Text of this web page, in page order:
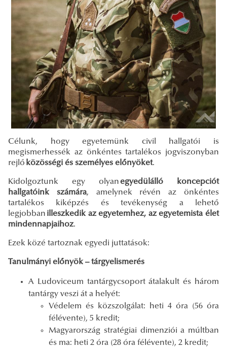
Célunk, hogy egyetemünk civil hallgatói is
megismerhessék az önkéntes tartalékos jogviszonyban
rejlő közösségi és személyes előnyöket.
Kidolgoztunk egy olyanegyedülálló koncepciót
hallgatóink számára, amelynek révén az önkéntes
tartalékos kiképzés és tevékenység a lehető
legjobban illeszkedik az egyetemhez, az egyetemista élet
mindennapjaihoz.
Ezek közé tartoznak egyedi juttatások:
Tanulmányi előnyök – tárgyelismerés
A Ludoviceum tantárgycsoport átalakult és három
tantárgy veszi át a helyét:
Védelem és közszolgálat: heti 4 óra (56 óra
félévente), 5 kredit;
Magyarország stratégiai dimenziói a múltban
és ma: heti 2 óra (28 óra félévente), 2 kredit;